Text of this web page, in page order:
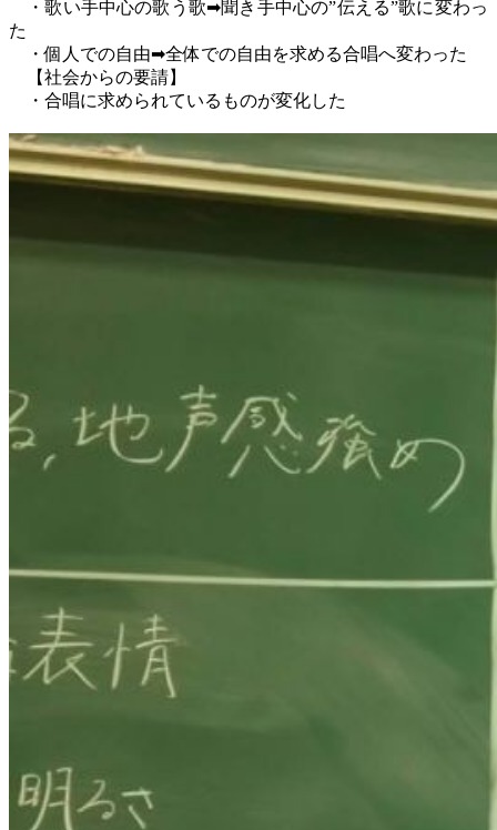
・歌い手中心の歌う歌➡聞き手中心の”伝える”歌に変わっ
た
・個人での自由➡全体での自由を求める合唱へ変わった
【社会からの要請】
・合唱に求められているものが変化した